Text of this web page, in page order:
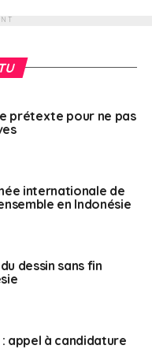
prétexte pour ne pas
internationale de
en Indonésie
dessin sans fin
appel à candidature